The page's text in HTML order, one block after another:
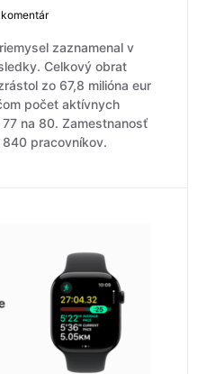
zaznamenal v
Celkový obrat
zo 67,8 milióna eur
počet aktívnych
na 80. Zamestnanosť
pracovníkov.